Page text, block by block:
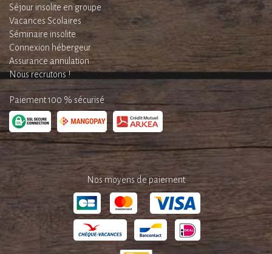
Séjour insolite en groupe
Vacances Scolaires
Séminaire insolite
Connexion hébergeur
Assurance annulation
Nous recrutons !
Paiement 100 % sécurisé
Nos moyens de paiement